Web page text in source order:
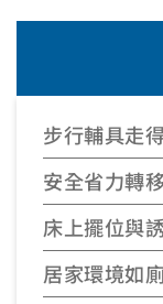
步行輔具走
安全省力轉
床上擺位與
居家環境如